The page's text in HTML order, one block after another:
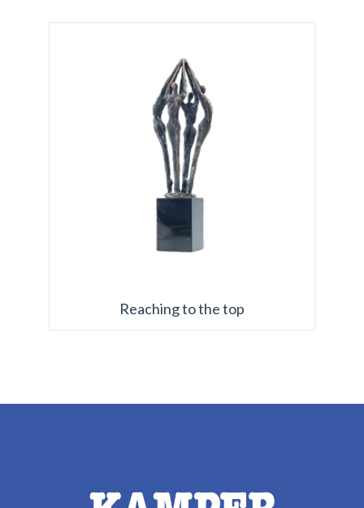
Reaching to the top